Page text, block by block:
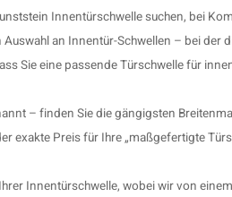
Innentürschwelle suchen, bei
an Innentür-Schwellen – bei der
Sie eine passende Türschwelle für
– finden Sie die gängigsten
exakte Preis für Ihre „maßgefertigte
Innentürschwelle, wobei wir von